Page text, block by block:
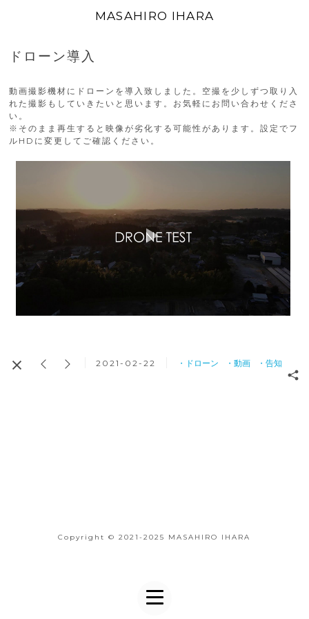
MASAHIRO IHARA
ドローン導入
動画撮影機材にドローンを導入致しました。空撮を少しずつ取り入
れた撮影もしていきたいと思います。お気軽にお問い合わせくださ
い。
※そのまま再生すると映像が劣化する可能性があります。設定でフ
ルHDに変更してご確認ください。
2021-02-22 ・ドローン ・動画 ・告知
Copyright © 2021-2025 MASAHIRO IHARA